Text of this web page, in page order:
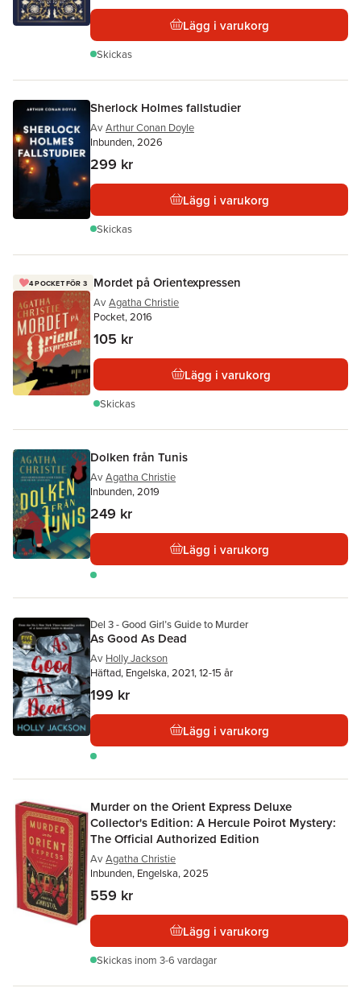
Lägg i varukorg
Skickas
Sherlock Holmes fallstudier
Av Arthur Conan Doyle
Inbunden, 2026
299 kr
Lägg i varukorg
Skickas
4 POCKET FÖR 3 Mordet på Orientexpressen
Av Agatha Christie
Pocket, 2016
105 kr
Lägg i varukorg
Skickas
Dolken från Tunis
Av Agatha Christie
Inbunden, 2019
249 kr
Lägg i varukorg
Del 3 - Good Girl’s Guide to Murder
As Good As Dead
Av Holly Jackson
Häftad, Engelska, 2021, 12-15 år
199 kr
Lägg i varukorg
Murder on the Orient Express Deluxe
Collector's Edition: A Hercule Poirot Mystery:
The Official Authorized Edition
Av Agatha Christie
Inbunden, Engelska, 2025
559 kr
Lägg i varukorg
Skickas inom 3-6 vardagar